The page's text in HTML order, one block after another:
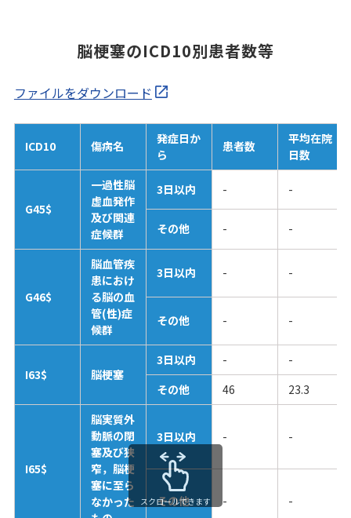
脳梗塞のICD10別患者数等
ファイルをダウンロード
ICD10 傷病名
発症日か
ら
患者数
平均在院
日数
G45$
一過性脳
虚血発作
及び関連
症候群
3日以内 - -
その他 - -
G46$
脳血管疾
患におけ
る脳の血
管(性)症
候群
3日以内 - -
その他 - -
I63$ 脳梗塞
3日以内 -
-
その他
46 23.3
I65$
脳実質外
動脈の閉
塞及び狭
窄，脳梗
塞に至ら
なかった
3日以内 - -
その他 - -
スクロールできます